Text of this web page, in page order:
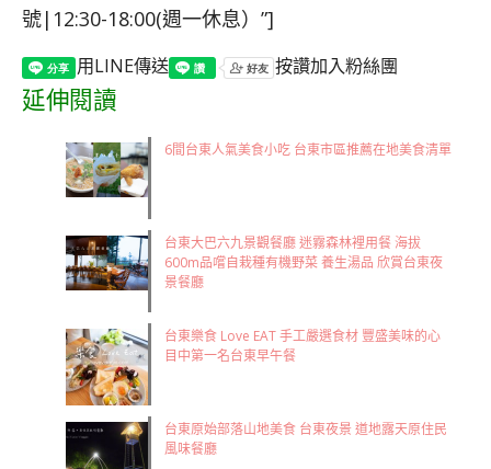
號|12:30-18:00(週一休息）”]
用LINE傳送 按讚加入粉絲團
延伸閱讀
6間台東人氣美食小吃 台東市區推薦在地美食清單
台東大巴六九景觀餐廳 迷霧森林裡用餐 海拔
600m品嚐自栽種有機野菜 養生湯品 欣賞台東夜
景餐廳
台東樂食 Love EAT 手工嚴選食材 豐盛美味的心
目中第一名台東早午餐
台東原始部落山地美食 台東夜景 道地露天原住民
風味餐廳